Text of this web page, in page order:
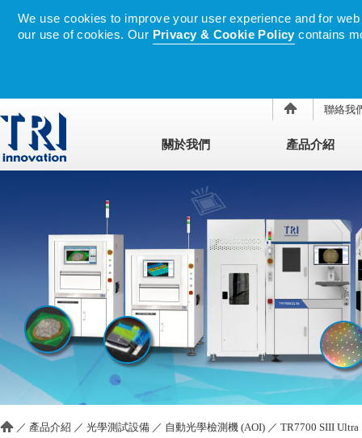
We use cookies to improve your user experience and for
our use of cookies. Our Privacy & Cookie Policy contains
聯絡我
關於我們 產品介紹
／ 產品介紹 ／ 光學測試設備 ／ 自動光學檢測機 (AOI) ／ TR7700 SIII Ultra